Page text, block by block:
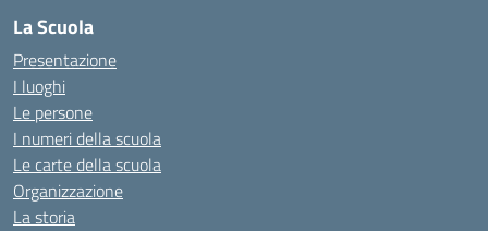
La Scuola
Presentazione
I luoghi
Le persone
I numeri della scuola
Le carte della scuola
Organizzazione
La storia